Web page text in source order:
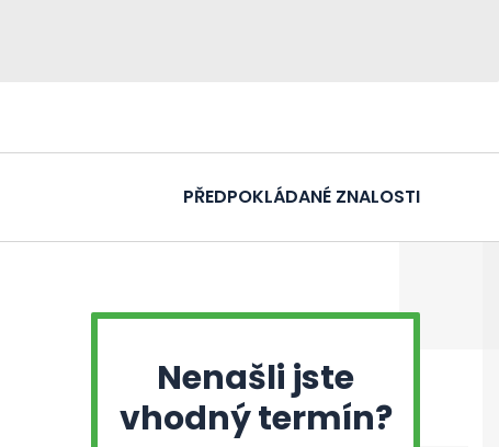
PŘEDPOKLÁDANÉ ZNALOSTI
Nenašli jste
vhodný termín?